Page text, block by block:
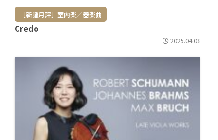
［新譜月評］室内楽／器楽曲
Credo
2025.04.08